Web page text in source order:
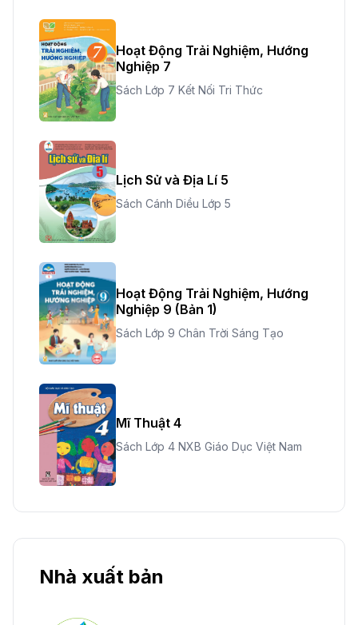
Hoạt Động Trải Nghiệm, Hướng
Nghiệp 7
Sách Lớp 7 Kết Nối Tri Thức
Lịch Sử và Địa Lí 5
Sách Cánh Diều Lớp 5
Hoạt Động Trải Nghiệm, Hướng
Nghiệp 9 (Bản 1)
Sách Lớp 9 Chân Trời Sáng Tạo
Mĩ Thuật 4
Sách Lớp 4 NXB Giáo Dục Việt Nam
Nhà xuất bản